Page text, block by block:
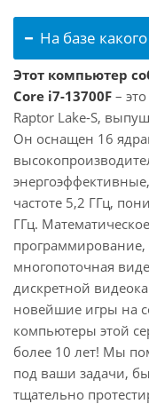
На базе
Этот компьютер
Core i7-13700F –
Raptor Lake-S,
Он оснащен 16
частоте 5,2 ГГц,
ГГц.
программирование,
многопоточная
дискретной
новейшие игры на
компьютеры этой
более 10 лет! Мы
под ваши задачи,
тщательно